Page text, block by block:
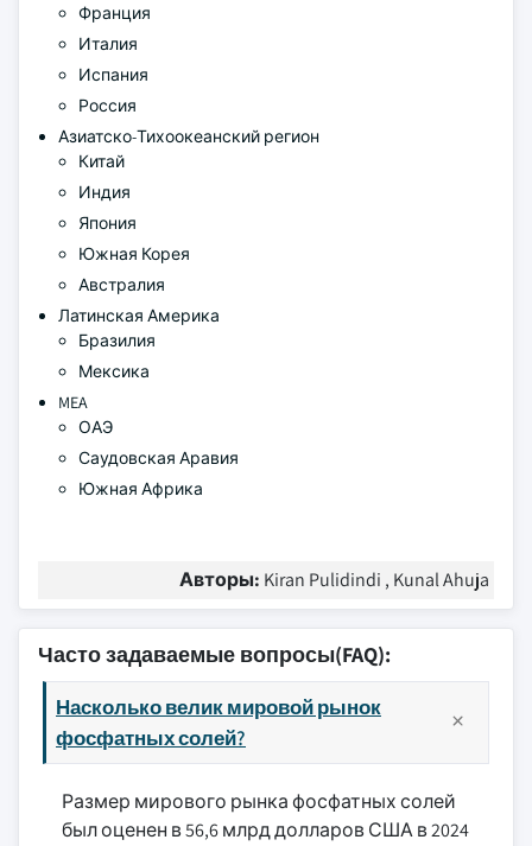
Франция
Италия
Испания
Россия
Азиатско-Тихоокеанский регион
Китай
Индия
Япония
Южная Корея
Австралия
Латинская Америка
Бразилия
Мексика
MEA
ОАЭ
Саудовская Аравия
Южная Африка
Авторы: Kiran Pulidindi , Kunal Ahuja
Часто задаваемые вопросы(FAQ):
Насколько велик мировой рынок
фосфатных солей?
Размер мирового рынка фосфатных солей
был оценен в 56,6 млрд долларов США в 2024